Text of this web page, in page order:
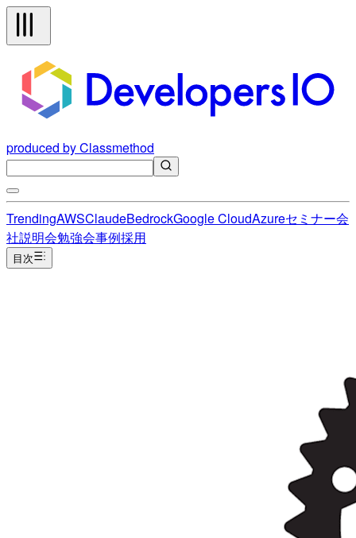
produced by Classmethod
TrendingAWSClaudeBedrockGoogle CloudAzureセミナー会
社説明会勉強会事例採用
目次